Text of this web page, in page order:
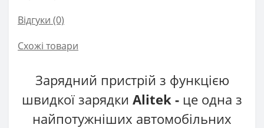
Відгуки (0)
Схожі товари
Зарядний пристрій з функцією
швидкої зарядки Alitek - це одна з
найпотужніших автомобільних